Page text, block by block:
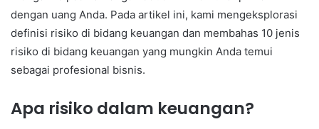
dengan uang Anda. Pada artikel ini, kami mengeksplorasi
definisi risiko di bidang keuangan dan membahas 10 jenis
risiko di bidang keuangan yang mungkin Anda temui
sebagai profesional bisnis.
Apa risiko dalam keuangan?